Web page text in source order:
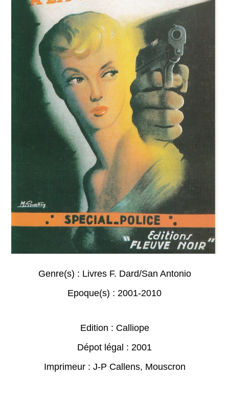
Genre(s) : Livres F. Dard/San Antonio
Epoque(s) : 2001-2010
Edition : Calliope
Dépot légal : 2001
Imprimeur : J-P Callens, Mouscron